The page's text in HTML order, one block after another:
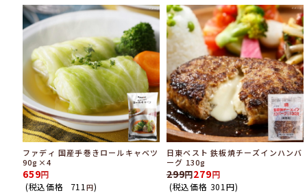
ファディ 国産手巻きロールキャベツ
90g×4
659
(税込価格 711 円)
日東ベスト 鉄板焼チーズインハンバ
ーグ 130g
299 279
(税込価格 301 円)